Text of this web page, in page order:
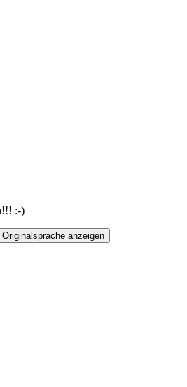
:-)
Originalsprache anzeigen